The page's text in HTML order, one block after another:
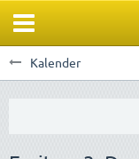
Kalender